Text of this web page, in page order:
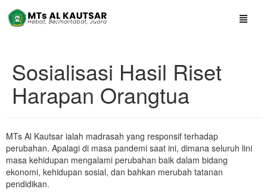
Sosialisasi Hasil Riset
Harapan Orangtua
MTs Al Kautsar ialah madrasah yang responsif terhadap
perubahan. Apalagi di masa pandemi saat ini, dimana seluruh lini
masa kehidupan mengalami perubahan baik dalam bidang
ekonomi, kehidupan sosial, dan bahkan merubah tatanan
pendidikan.